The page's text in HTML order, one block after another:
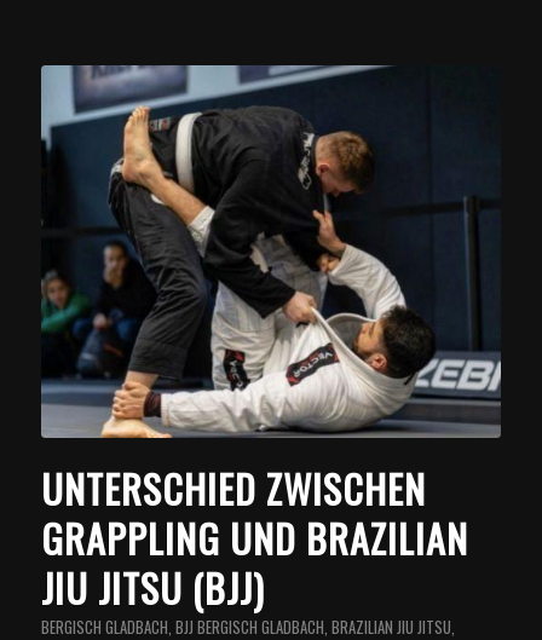
UNTERSCHIED ZWISCHEN
GRAPPLING UND BRAZILIAN
JIU JITSU (BJJ)
BERGISCH GLADBACH, BJJ BERGISCH GLADBACH, BRAZILIAN JIU JITSU,